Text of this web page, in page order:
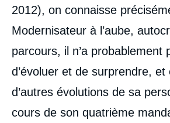
2012), on connaisse
Modernisateur à l’aube,
parcours, il n’a probablement
d’évoluer et de surprendre,
d’autres évolutions de sa
cours de son quatrième